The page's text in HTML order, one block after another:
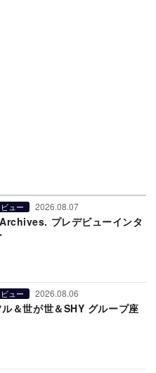
ュー 2026.08.07
プレデビューインタ
ュー 2026.08.06
ル＆世が世＆SHY グループ座